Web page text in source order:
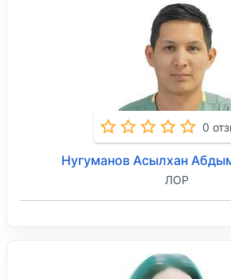
0
Нугуманов Асылхан
ЛОР